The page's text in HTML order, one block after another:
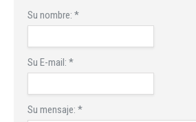
Su nombre: *
Su E-mail: *
Su mensaje: *